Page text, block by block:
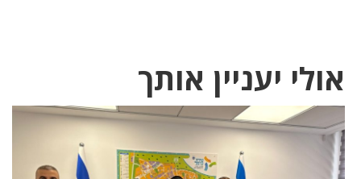
אולי יעניין אותך